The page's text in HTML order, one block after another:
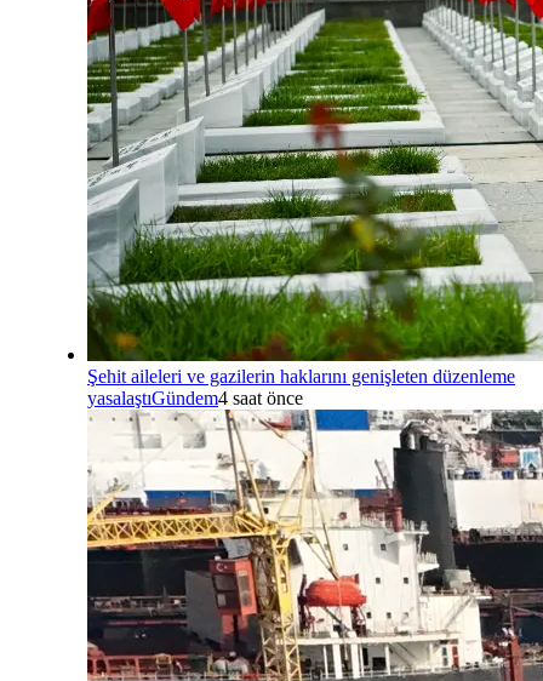
Şehit aileleri ve gazilerin haklarını genişleten düzenleme
yasalaştıGündem4 saat önce